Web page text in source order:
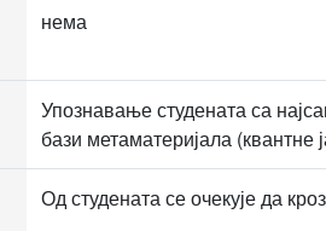
нема
Упознавање студената са
бази метаматеријала
Од студената се очекује да